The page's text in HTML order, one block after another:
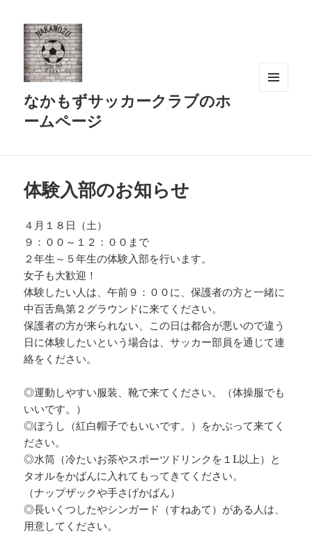
なかもずサッカークラブのホ
ームページ
体験入部のお知らせ
４月１８日（土）
９：００～１２：００まで
２年生～５年生の体験入部を行います。
女子も大歓迎！
体験したい人は、午前９：００に、保護者の方と一緒に
中百舌鳥第２グラウンドに来てください。
保護者の方が来られない、この日は都合が悪いので違う
日に体験したいという場合は、サッカー部員を通じて連
絡をください。
◎運動しやすい服装、靴で来てください。（体操服でも
いいです。）
◎ぼうし（紅白帽子でもいいです。）をかぶって来てく
ださい。
◎水筒（冷たいお茶やスポーツドリンクを１L以上）と
タオルをかばんに入れてもってきてください。
（ナップザックや手さげかばん）
◎長いくつしたやシンガード（すねあて）がある人は、
用意してください。